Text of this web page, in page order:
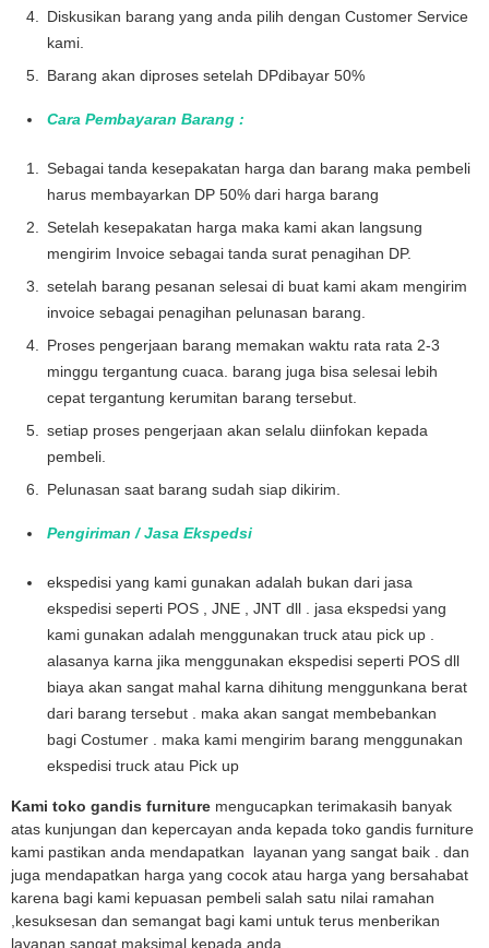
Diskusikan barang yang anda pilih dengan Customer Service
kami.
Barang akan diproses setelah DPdibayar 50%
Cara Pembayaran Barang :
Sebagai tanda kesepakatan harga dan barang maka pembeli
harus membayarkan DP 50% dari harga barang
Setelah kesepakatan harga maka kami akan langsung
mengirim Invoice sebagai tanda surat penagihan DP.
setelah barang pesanan selesai di buat kami akam mengirim
invoice sebagai penagihan pelunasan barang.
Proses pengerjaan barang memakan waktu rata rata 2-3
minggu tergantung cuaca. barang juga bisa selesai lebih
cepat tergantung kerumitan barang tersebut.
setiap proses pengerjaan akan selalu diinfokan kepada
pembeli.
Pelunasan saat barang sudah siap dikirim.
Pengiriman / Jasa Ekspedsi
ekspedisi yang kami gunakan adalah bukan dari jasa
ekspedisi seperti POS , JNE , JNT dll . jasa ekspedsi yang
kami gunakan adalah menggunakan truck atau pick up .
alasanya karna jika menggunakan ekspedisi seperti POS dll
biaya akan sangat mahal karna dihitung menggunkana berat
dari barang tersebut . maka akan sangat membebankan
bagi Costumer . maka kami mengirim barang menggunakan
ekspedisi truck atau Pick up
Kami toko gandis furniture mengucapkan terimakasih banyak
atas kunjungan dan kepercayan anda kepada toko gandis furniture
kami pastikan anda mendapatkan layanan yang sangat baik . dan
juga mendapatkan harga yang cocok atau harga yang bersahabat
karena bagi kami kepuasan pembeli salah satu nilai ramahan
,kesuksesan dan semangat bagi kami untuk terus menberikan
layanan sangat maksimal kepada anda .